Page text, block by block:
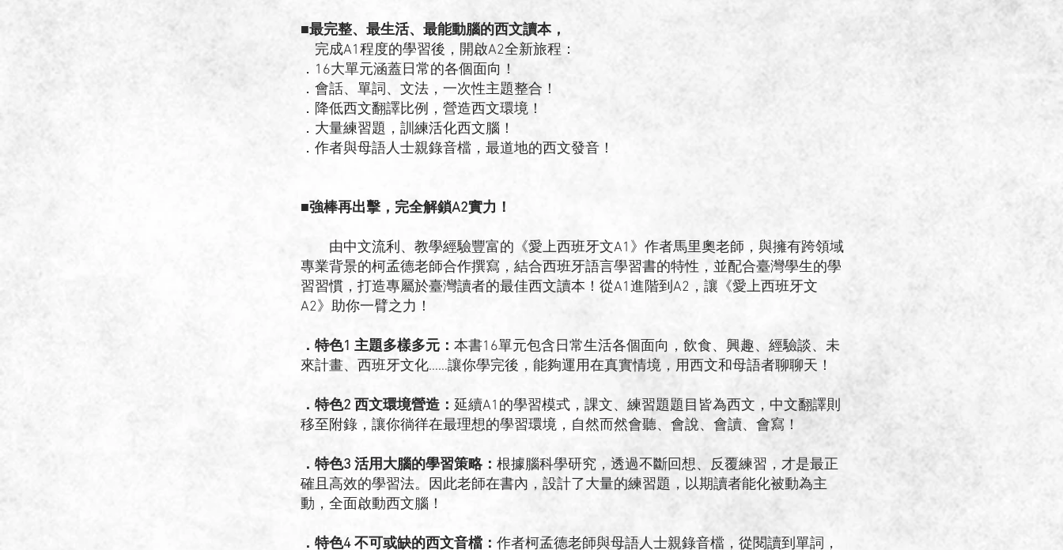
■最完整、最生活、最能動腦的西文讀本，
完成A1程度的學習後，開啟A2全新旅程：
．16大單元涵蓋日常的各個面向！
．會話、單詞、文法，一次性主題整合！
．降低西文翻譯比例，營造西文環境！
．大量練習題，訓練活化西文腦！
．作者與母語人士親錄音檔，最道地的西文發音！
■強棒再出擊，完全解鎖A2實力！
由中文流利、教學經驗豐富的《愛上西班牙文A1》作者馬里奧老師，與擁有跨領域
專業背景的柯孟德老師合作撰寫，結合西班牙語言學習書的特性，並配合臺灣學生的學
習習慣，打造專屬於臺灣讀者的最佳西文讀本！從A1進階到A2，讓《愛上西班牙文
A2》助你一臂之力！
．特色1 主題多樣多元： 本書16單元包含日常生活各個面向，飲食、興趣、經驗談、未
來計畫、西班牙文化……讓你學完後，能夠運用在真實情境，用西文和母語者聊聊天！
．特色2 西文環境營造： 延續A1的學習模式，課文、練習題題目皆為西文，中文翻譯則
移至附錄，讓你徜徉在最理想的學習環境，自然而然會聽、會說、會讀、會寫！
．特色3 活用大腦的學習策略： 根據腦科學研究，透過不斷回想、反覆練習，才是最正
確且高效的學習法。因此老師在書內，設計了大量的練習題，以期讀者能化被動為主
動，全面啟動西文腦！
．特色4 不可或缺的西文音檔： 作者柯孟德老師與母語人士親錄音檔，從閱讀到單詞，